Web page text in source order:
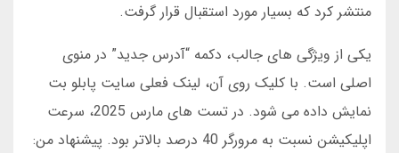
منتشر کرد که بسیار مورد استقبال قرار گرفت.
یکی از ویژگی های جالب، دکمه “آدرس جدید” در منوی
اصلی است. با کلیک روی آن، لینک فعلی سایت پابلو بت
نمایش داده می شود. در تست های مارس 2025، سرعت
اپلیکیشن نسبت به مرورگر 40 درصد بالاتر بود. پیشنهاد من: